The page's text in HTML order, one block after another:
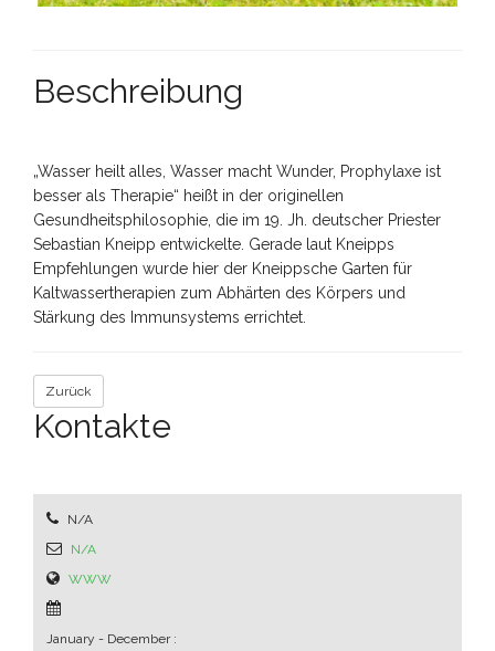
Beschreibung
„Wasser heilt alles, Wasser macht Wunder, Prophylaxe ist
besser als Therapie“ heißt in der originellen
Gesundheitsphilosophie, die im 19. Jh. deutscher Priester
Sebastian Kneipp entwickelte. Gerade laut Kneipps
Empfehlungen wurde hier der Kneippsche Garten für
Kaltwassertherapien zum Abhärten des Körpers und
Stärkung des Immunsystems errichtet.
Zurück
Kontakte
N/A
N/A
WWW
January - December :